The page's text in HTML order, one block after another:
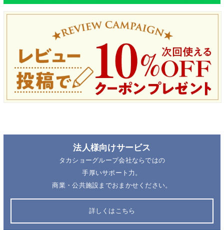
法人様向けサービス
タカショーグループ会社ならではの
手厚いサポート力。
商業・公共施設までおまかせください。
詳しくはこちら